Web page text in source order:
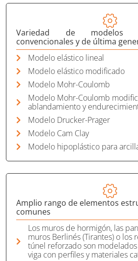
Variedad de modelos
convencionales y de última
Modelo elástico lineal
Modelo elástico modificado
Modelo Mohr-Coulomb
Modelo Mohr-Coulomb
ablandamiento y
Modelo Drucker-Prager
Modelo Cam Clay
Modelo hipoplástico para
Amplio rango de elementos
comunes
Los muros de hormigón, las
muros Berlinés (Tirantes) o los
túnel reforzado son
viga con perfiles y materiales